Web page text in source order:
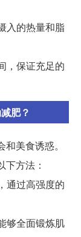
入的热量和脂
，保证充足的
肥？
美食诱惑。
方法：
通过高强度的
够全面锻炼肌